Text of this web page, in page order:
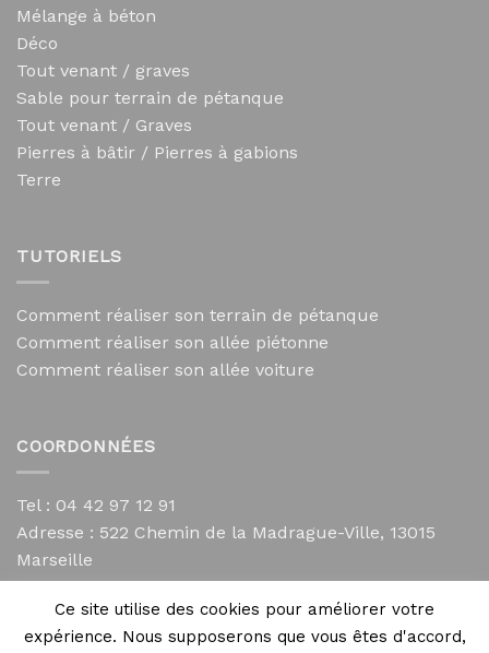
Mélange à béton
Déco
Tout venant / graves
Sable pour terrain de pétanque
Tout venant / Graves
Pierres à bâtir / Pierres à gabions
Terre
TUTORIELS
Comment réaliser son terrain de pétanque
Comment réaliser son allée piétonne
Comment réaliser son allée voiture
COORDONNÉES
Tel : 04 42 97 12 91
Adresse : 522 Chemin de la Madrague-Ville, 13015
Marseille
contact@mycailloux.com
Mentions légales
Ce site utilise des cookies pour améliorer votre
expérience. Nous supposerons que vous êtes d'accord,